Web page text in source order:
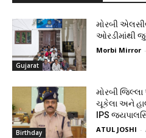
Gujarat
મોરબી
ઓરડીમાંથી
Morbi Mirror -
Birthday
મોરબી
ચૂકેલા અને
IPS
ATUL JOSHI -